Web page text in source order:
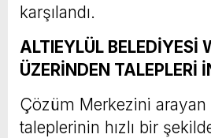
karşılandı.
ALTIEYLÜL BELEDİYESİ
ÜZERİNDEN TALEPLERİ
Çözüm Merkezini
taleplerinin hızlı bir